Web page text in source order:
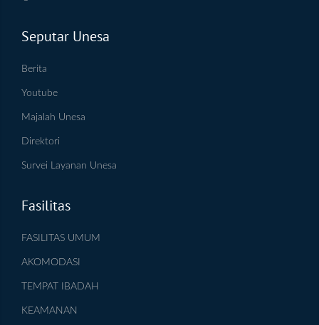
Seputar Unesa
Berita
Youtube
Majalah Unesa
Direktori
Survei Layanan Unesa
Fasilitas
FASILITAS UMUM
AKOMODASI
TEMPAT IBADAH
KEAMANAN